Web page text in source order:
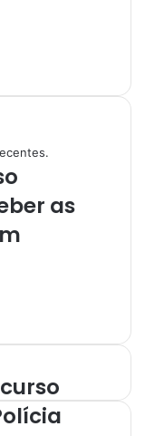
as